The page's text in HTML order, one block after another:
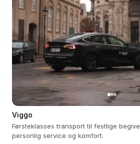
Viggo
Førsteklasses transport til festlige
personlig service og komfort.